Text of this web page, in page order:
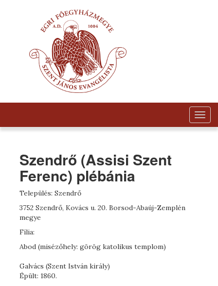
Szendrő (Assisi Szent
Ferenc) plébánia
Település: Szendrő
3752 Szendrő, Kovács u. 20. Borsod-Abaúj-Zemplén
megye
Fília:
Abod (misézőhely: görög katolikus templom)
Galvács (Szent István király)
Épült: 1860.